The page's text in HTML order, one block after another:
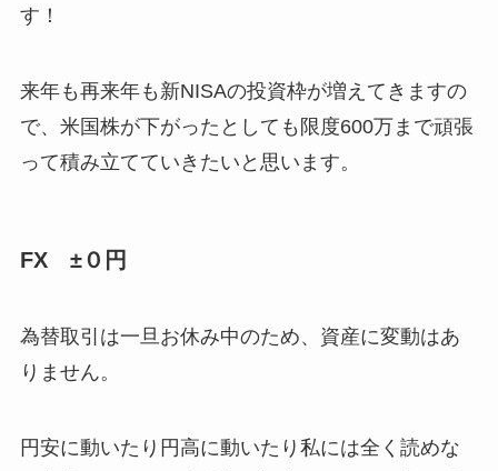
す！
来年も再来年も新NISAの投資枠が増えてきますの
で、米国株が下がったとしても限度600万まで頑張
って積み立てていきたいと思います。
FX ±０円
為替取引は一旦お休み中のため、資産に変動はあ
りません。
円安に動いたり円高に動いたり私には全く読めな